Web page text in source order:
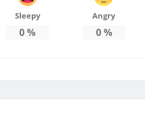
Sleepy
0%
Angry
0%